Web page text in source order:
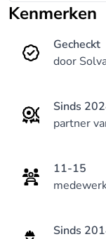
Kenmerken
Gecheckt
door
Sinds
partner
11-15
Sinds